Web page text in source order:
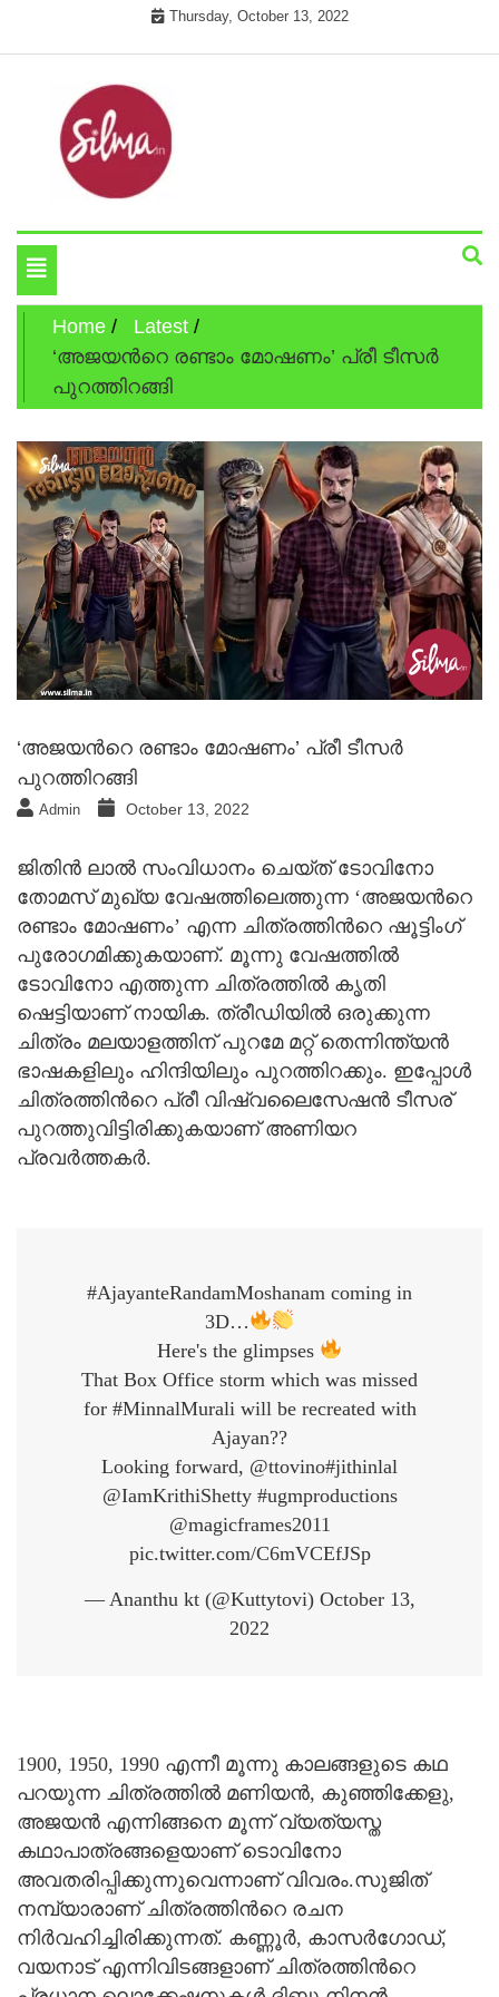
Thursday, October 13, 2022
Silma.in
Toggle
navigation
Home
Latest
‘അജയന്‍റെ രണ്ടാം മോഷണം’ പ്രീ ടീസര്‍
പുറത്തിറങ്ങി
‘അജയന്‍റെ രണ്ടാം മോഷണം’ പ്രീ ടീസര്‍
പുറത്തിറങ്ങി
Admin October 13, 2022
ജിതിന്‍ ലാല്‍ സംവിധാനം ചെയ്ത് ടോവിനോ
തോമസ് മുഖ്യ വേഷത്തിലെത്തുന്ന ‘അജയന്‍റെ
രണ്ടാം മോഷണം’ എന്ന ചിത്രത്തിന്‍റെ ഷൂട്ടിംഗ്
പുരോഗമിക്കുകയാണ്. മൂന്നു വേഷത്തില്‍
ടോവിനോ എത്തുന്ന ചിത്രത്തില്‍ കൃതി
ഷെട്ടിയാണ് നായിക. ത്രീഡിയില്‍ ഒരുക്കുന്ന
ചിത്രം മലയാളത്തിന് പുറമേ മറ്റ് തെന്നിന്ത്യന്‍
ഭാഷകളിലും ഹിന്ദിയിലും പുറത്തിറക്കും. ഇപ്പോള്‍
ചിത്രത്തിന്‍റെ പ്രീ വിഷ്വലൈസേഷന്‍ ടീസര്
പുറത്തുവിട്ടിരിക്കുകയാണ് അണിയറ
പ്രവര്‍ത്തകര്‍.
#AjayanteRandamMoshanam coming in
3D…
Here's the glimpses
That Box Office storm which was missed
for #MinnalMurali will be recreated with
Ajayan??
Looking forward, @ttovino#jithinlal
@IamKrithiShetty #ugmproductions
@magicframes2011
pic.twitter.com/C6mVCEfJSp
— Ananthu kt (@Kuttytovi) October 13,
2022
1900, 1950, 1990 എന്നീ മൂന്നു കാലങ്ങളുടെ കഥ
പറയുന്ന ചിത്രത്തില്‍ മണിയന്‍, കുഞ്ഞിക്കേളു,
അജയന്‍ എന്നിങ്ങനെ മൂന്ന് വ്യത്യസ്ത
കഥാപാത്രങ്ങളെയാണ് ടൊവിനോ
അവതരിപ്പിക്കുന്നുവെന്നാണ് വിവരം.സുജിത്
നമ്പ്യാരാണ് ചിത്രത്തിന്‍റെ രചന
നിര്‍വഹിച്ചിരിക്കുന്നത്. കണ്ണൂര്‍, കാസര്‍ഗോഡ്,
വയനാട് എന്നിവിടങ്ങളാണ് ചിത്രത്തിന്‍റെ